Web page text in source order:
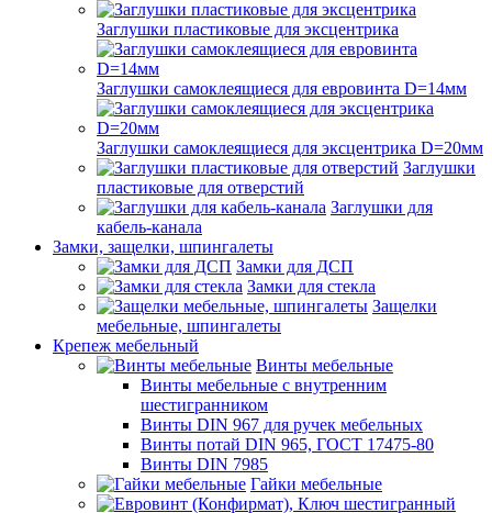
Заглушки пластиковые для эксцентрика
Заглушки самоклеящиеся для евровинта D=14мм
Заглушки самоклеящиеся для эксцентрика D=20мм
Заглушки
пластиковые для отверстий
Заглушки для
кабель-канала
Замки, защелки, шпингалеты
Замки для ДСП
Замки для стекла
Защелки
мебельные, шпингалеты
Крепеж мебельный
Винты мебельные
Винты мебельные с внутренним
шестигранником
Винты DIN 967 для ручек мебельных
Винты потай DIN 965, ГОСТ 17475-80
Винты DIN 7985
Гайки мебельные